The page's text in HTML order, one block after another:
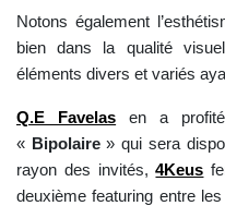
Notons également
bien dans la qualité
éléments divers et variés
Q.E Favelas en a
« Bipolaire» qui sera
rayon des invités,4Keus
deuxième featuring entre